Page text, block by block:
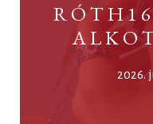
2026.